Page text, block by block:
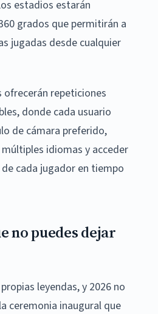
estadios estarán
grados que permitirán a
jugadas desde cualquier
repeticiones
donde cada usuario
de cámara preferido,
idiomas y acceder
cada jugador en tiempo
no puedes dejar
leyendas, y 2026 no
ceremonia inaugural que